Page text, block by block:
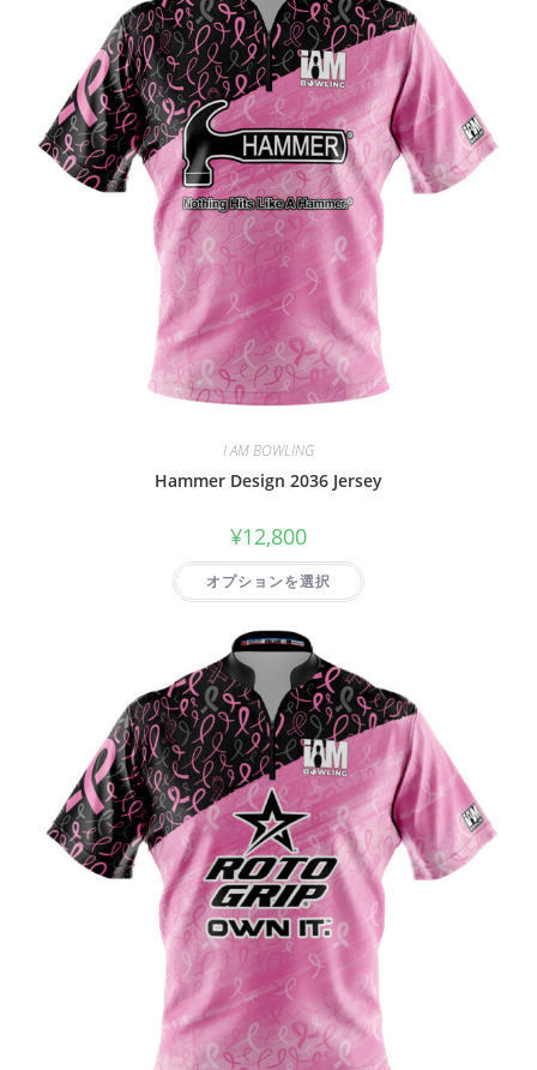
I AM BOWLING
Hammer Design 2036 Jersey
¥12,800
オプションを選択